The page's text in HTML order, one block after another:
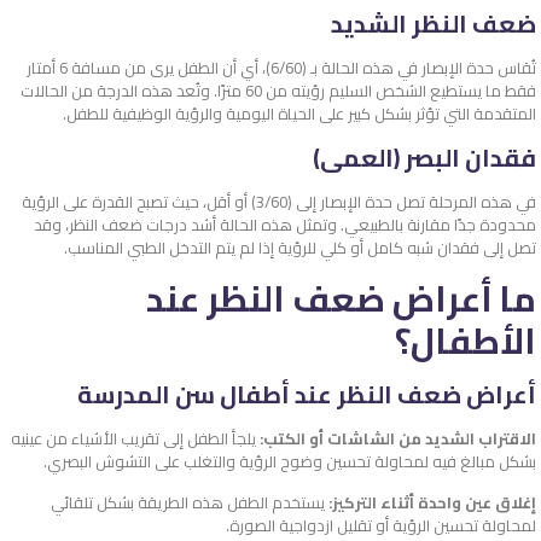
ضعف النظر الشديد
تُقاس حدة الإبصار في هذه الحالة بـ (6/60)، أي أن الطفل يرى من مسافة 6 أمتار
فقط ما يستطيع الشخص السليم رؤيته من 60 مترًا. وتُعد هذه الدرجة من الحالات
المتقدمة التي تؤثر بشكل كبير على الحياة اليومية والرؤية الوظيفية للطفل.
فقدان البصر (العمى)
في هذه المرحلة تصل حدة الإبصار إلى (3/60) أو أقل، حيث تصبح القدرة على الرؤية
محدودة جدًا مقارنة بالطبيعي. وتمثل هذه الحالة أشد درجات ضعف النظر، وقد
تصل إلى فقدان شبه كامل أو كلي للرؤية إذا لم يتم التدخل الطبي المناسب.
ما أعراض ضعف النظر عند
الأطفال؟
أعراض ضعف النظر عند أطفال سن المدرسة
الاقتراب الشديد من الشاشات أو الكتب:يلجأ الطفل إلى تقريب الأشياء من عينيه
بشكل مبالغ فيه لمحاولة تحسين وضوح الرؤية والتغلب على التشوش البصري.
إغلاق عين واحدة أثناء التركيز:يستخدم الطفل هذه الطريقة بشكل تلقائي
لمحاولة تحسين الرؤية أو تقليل ازدواجية الصورة.